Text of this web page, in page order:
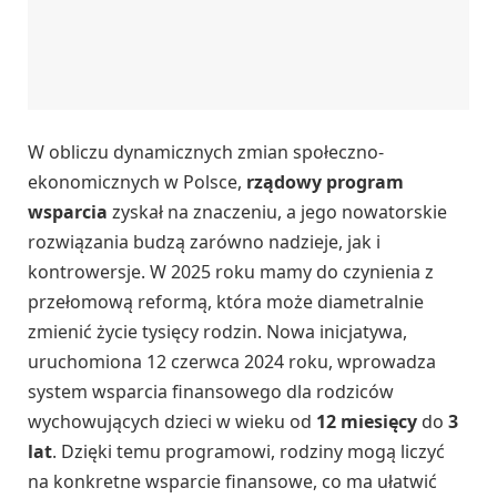
W obliczu dynamicznych zmian społeczno-
ekonomicznych w Polsce, rządowy program
wsparcia zyskał na znaczeniu, a jego nowatorskie
rozwiązania budzą zarówno nadzieje, jak i
kontrowersje. W 2025 roku mamy do czynienia z
przełomową reformą, która może diametralnie
zmienić życie tysięcy rodzin. Nowa inicjatywa,
uruchomiona 12 czerwca 2024 roku, wprowadza
system wsparcia finansowego dla rodziców
wychowujących dzieci w wieku od 12 miesięcy do 3
lat. Dzięki temu programowi, rodziny mogą liczyć
na konkretne wsparcie finansowe, co ma ułatwić